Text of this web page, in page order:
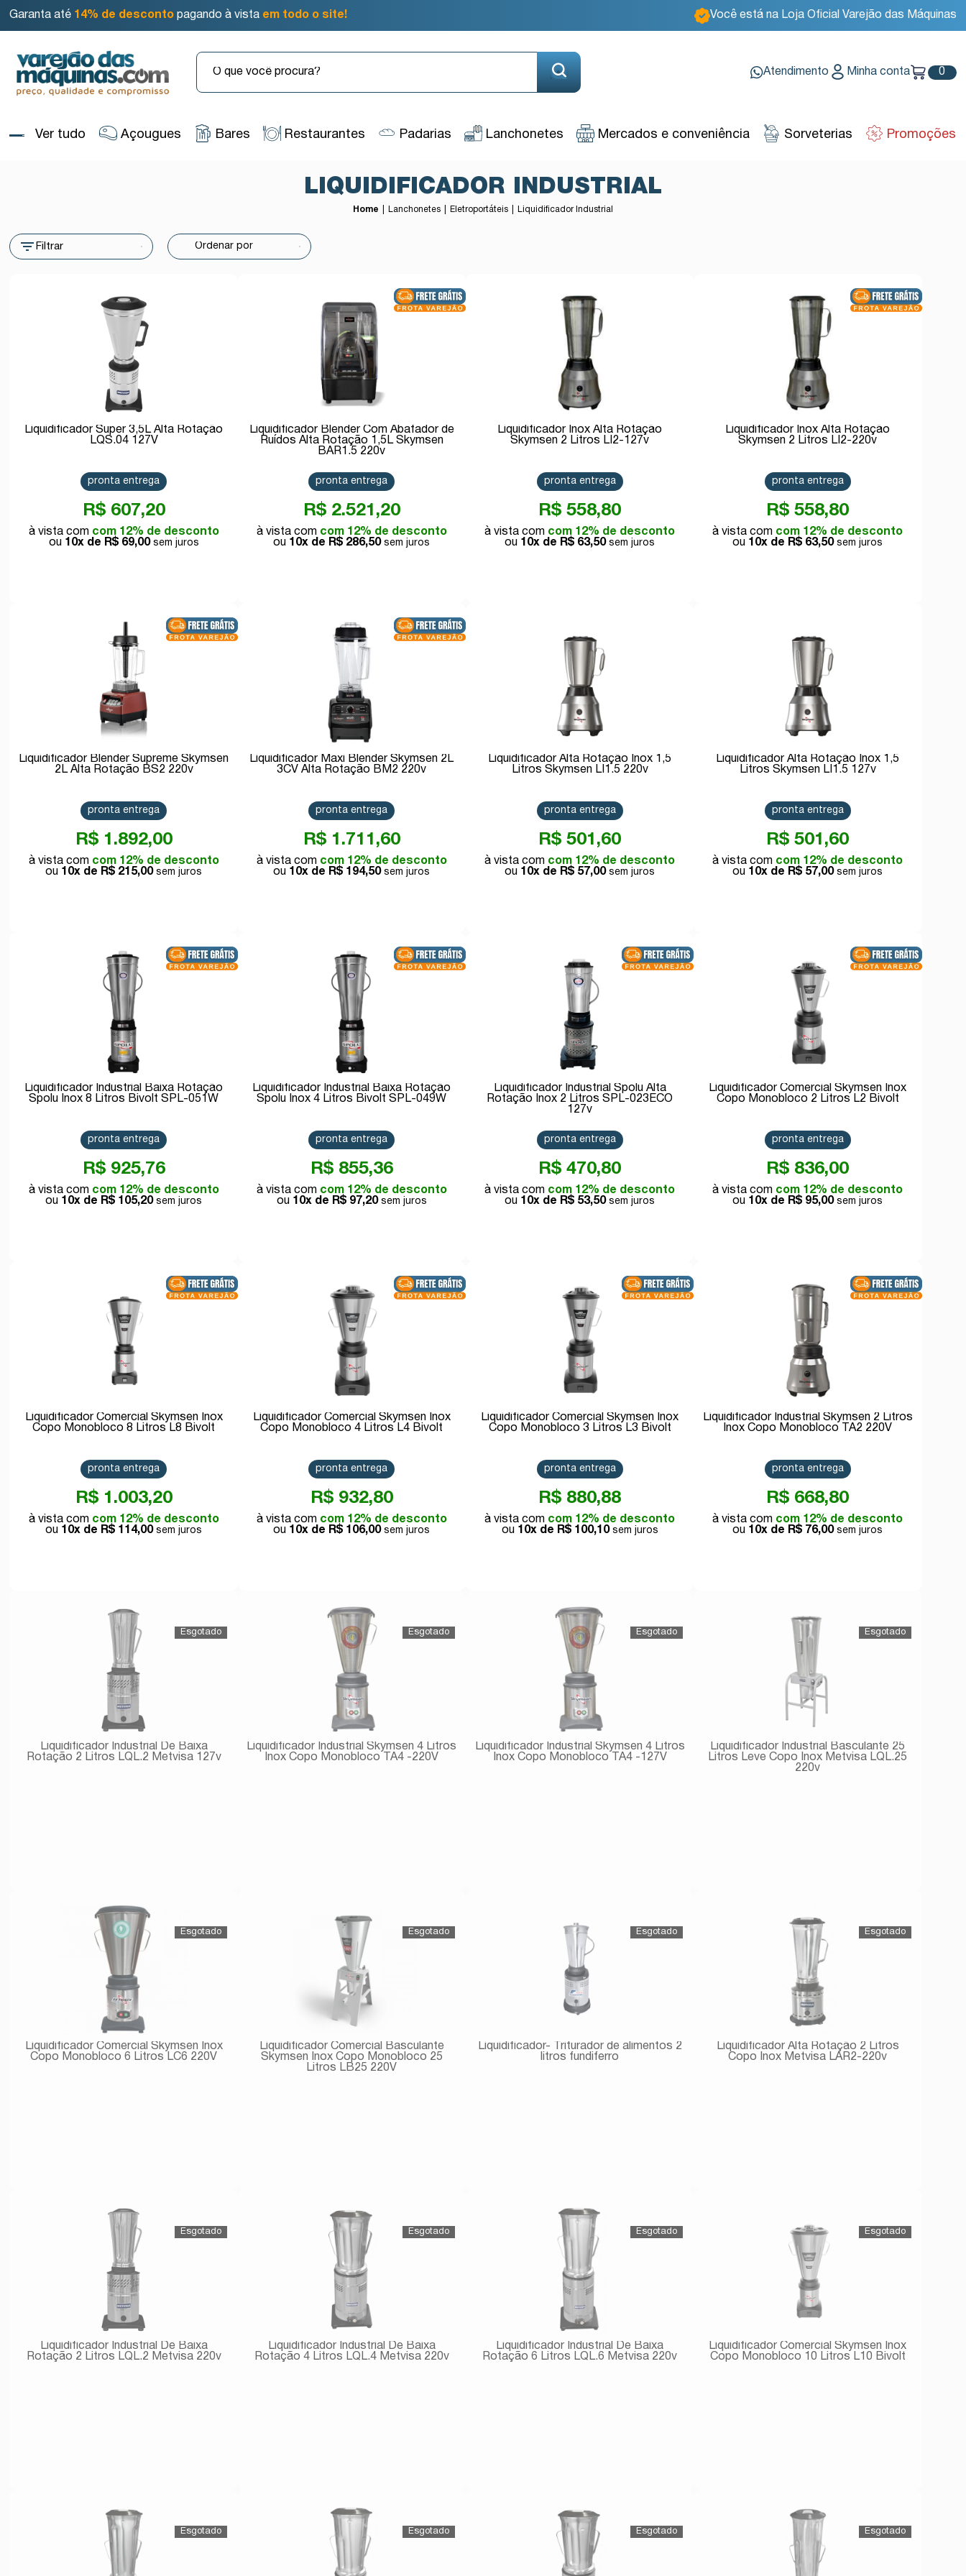
Garanta até 14% de desconto pagando à vista em todo o site! Você está na Loja Oficial Varejão das Máquinas
Atendimento Minha conta 0
Ver tudo Açougues Bares Restaurantes Padarias Lanchonetes Mercados e conveniência Sorveterias Promoções
LIQUIDIFICADOR INDUSTRIAL
Home Lanchonetes Eletroportáteis Liquidificador Industrial
Filtrar
Liquidificador Super 3,5L Alta Rotação
LQS.04 127V
R$ 607,20
com 12% de desconto
10x de R$ 69,00
pronta entrega
Liquidificador Blender Com Abafador de
Ruídos Alta Rotação 1,5L Skymsen
BAR1.5 220v
R$ 2.521,20
com 12% de desconto
10x de R$ 286,50
pronta entrega
Liquidificador Inox Alta Rotação
Skymsen 2 Litros LI2-127v
R$ 558,80
com 12% de desconto
10x de R$ 63,50
pronta entrega
Liquidificador Inox Alta Rotação
Skymsen 2 Litros LI2-220v
R$ 558,80
com 12% de desconto
10x de R$ 63,50
pronta entrega
Liquidificador Blender Supreme Skymsen
2L Alta Rotação BS2 220v
R$ 1.892,00
com 12% de desconto
10x de R$ 215,00
pronta entrega
Liquidificador Maxi Blender Skymsen 2L
3CV Alta Rotação BM2 220v
R$ 1.711,60
com 12% de desconto
10x de R$ 194,50
pronta entrega
Liquidificador Alta Rotação Inox 1,5
Litros Skymsen LI1.5 220v
R$ 501,60
com 12% de desconto
10x de R$ 57,00
pronta entrega
Liquidificador Alta Rotação Inox 1,5
Litros Skymsen LI1.5 127v
R$ 501,60
com 12% de desconto
10x de R$ 57,00
pronta entrega
Liquidificador Industrial Baixa Rotação
Spolu Inox 8 Litros Bivolt SPL-051W
R$ 925,76
com 12% de desconto
10x de R$ 105,20
pronta entrega
Liquidificador Industrial Baixa Rotação
Spolu Inox 4 Litros Bivolt SPL-049W
R$ 855,36
com 12% de desconto
10x de R$ 97,20
pronta entrega
Liquidificador Industrial Spolu Alta
Rotação Inox 2 Litros SPL-023ECO
127v
R$ 470,80
com 12% de desconto
10x de R$ 53,50
pronta entrega
Liquidificador Comercial Skymsen Inox
Copo Monobloco 2 Litros L2 Bivolt
R$ 836,00
com 12% de desconto
10x de R$ 95,00
pronta entrega
Liquidificador Comercial Skymsen Inox
Copo Monobloco 8 Litros L8 Bivolt
R$ 1.003,20
com 12% de desconto
10x de R$ 114,00
pronta entrega
Comprar
Liquidificador Comercial Skymsen Inox
Copo Monobloco 4 Litros L4 Bivolt
R$ 932,80
com 12% de desconto
10x de R$ 106,00
pronta entrega
Comprar
Liquidificador Comercial Skymsen Inox
Copo Monobloco 3 Litros L3 Bivolt
R$ 880,88
com 12% de desconto
10x de R$ 100,10
pronta entrega
Comprar
Liquidificador Industrial Skymsen 2 Litros
Inox Copo Monobloco TA2 220V
R$ 668,80
com 12% de desconto
10x de R$ 76,00
pronta entrega
Liquidificador Industrial De Baixa
Rotação 2 Litros LQL.2 Metvisa 127v
Avise-me
Liquidificador Industrial Skymsen 4 Litros
Inox Copo Monobloco TA4 -220V
Liquidificador Industrial Skymsen 4 Litros
Inox Copo Monobloco TA4 -127V
Liquidificador Industrial Basculante 25
Litros Leve Copo Inox Metvisa LQL.25
220v
Liquidificador Comercial Skymsen Inox
Copo Monobloco 6 Litros LC6 220V
Avise-me
Liquidificador Comercial Basculante
Skymsen Inox Copo Monobloco 25
Litros LB25 220V
Liquidificador- Triturador de alimentos 2
litros fundiferro
Avise-me
Liquidificador Alta Rotação 2 Litros
Copo Inox Metvisa LAR2-220v
Liquidificador Industrial De Baixa
Rotação 2 Litros LQL.2 Metvisa 220v
Liquidificador Industrial De Baixa
Rotação 4 Litros LQL.4 Metvisa 220v
Avise-me
Liquidificador Industrial De Baixa
Rotação 6 Litros LQL.6 Metvisa 220v
Liquidificador Comercial Skymsen Inox
Copo Monobloco 10 Litros L10 Bivolt